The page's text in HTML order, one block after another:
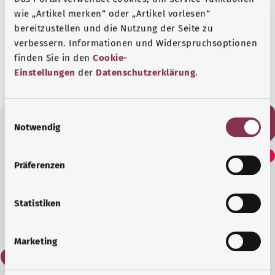
wie „Artikel merken“ oder „Artikel vorlesen“
bereitzustellen und die Nutzung der Seite zu
verbessern. Informationen und Widerspruchsoptionen
finden Sie in den Cookie-
Einstellungen der Datenschutzerklärung.
u
n
Notwendig
Präferenzen
Statistiken
Marketing
In Zusammenarbeit mit dem
Krebsinformationsdienst des Deutschen
Krebsforschungszentrums.
Stand:08.12.2023
hilfreich?